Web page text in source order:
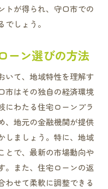
トが得られ、守口市での
しょう。
ーン選びの方法
いて、地域特性を理解す
市はその独自の経済環境
にわたる住宅ローンプラ
、地元の金融機関が提供
しましょう。特に、地域
とで、最新の市場動向や
。また、住宅ローンの返
わせて柔軟に調整できる